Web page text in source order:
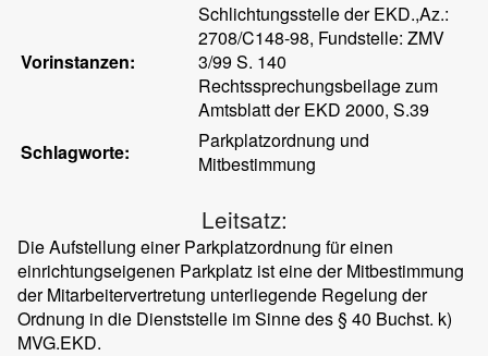
Vorinstanzen:
Schlichtungsstelle der EKD.,Az.:
2708/C148-98, Fundstelle: ZMV
3/99 S. 140
Rechtssprechungsbeilage zum
Amtsblatt der EKD 2000, S.39
Schlagworte:
Parkplatzordnung und
Mitbestimmung
Leitsatz:
Die Aufstellung einer Parkplatzordnung für einen
einrichtungseigenen Parkplatz ist eine der Mitbestimmung
der Mitarbeitervertretung unterliegende Regelung der
Ordnung in die Dienststelle im Sinne des § 40 Buchst. k)
MVG.EKD.